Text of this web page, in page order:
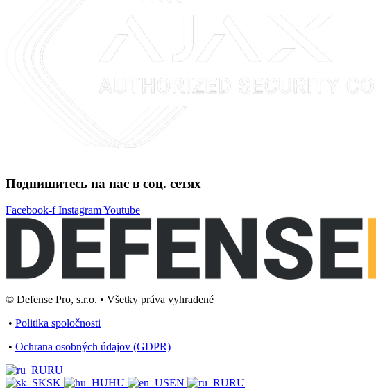
Подпишитесь на нас в соц. сетях
Facebook-f InstagramYoutube
© Defense Pro, s.r.o. • Všetky práva vyhradené
• Politika spoločnosti
• Ochrana osobných údajov (GDPR)
RU
SK
HU EN RU